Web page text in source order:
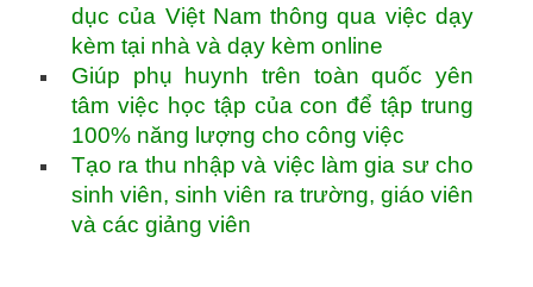
dục của Việt Nam thông qua việc dạy
kèm tại nhà và dạy kèm online
Giúp phụ huynh trên toàn quốc yên
tâm việc học tập của con để tập trung
100% năng lượng cho công việc
Tạo ra thu nhập và việc làm gia sư cho
sinh viên, sinh viên ra trường, giáo viên
và các giảng viên